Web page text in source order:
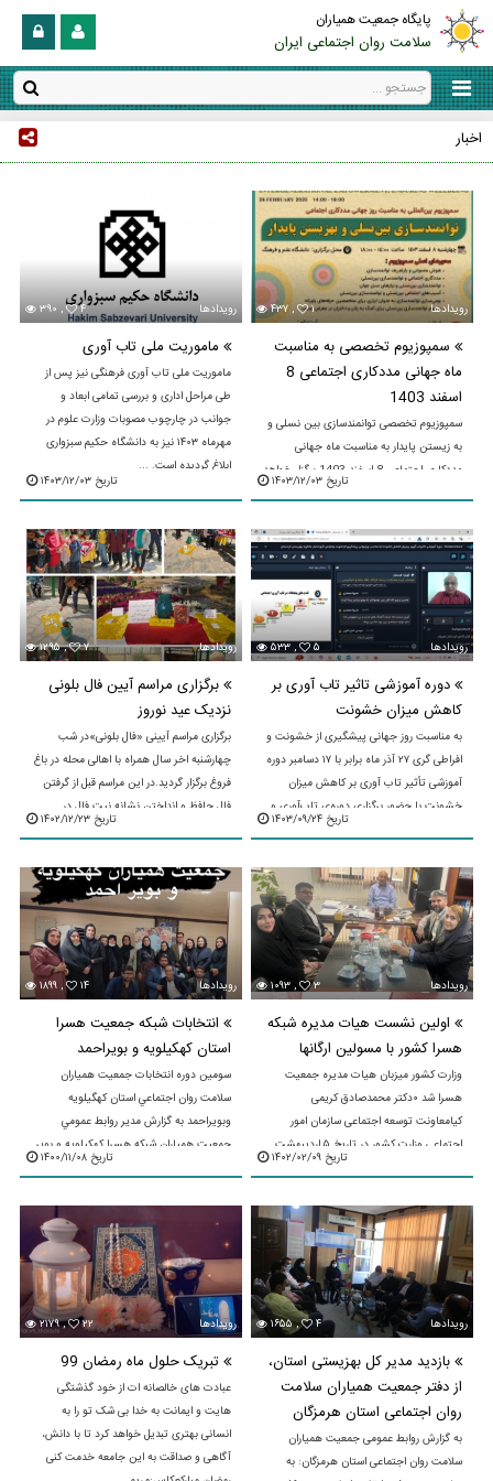
پایگاه جمعیت همیاران
سلامت روان اجتماعی ایران
اخبار
۴۳۷ , ۱ رویدادها
سمپوزیوم تخصصی به مناسبت
ماه جهانی مددکاری اجتماعی 8
اسفند 1403
سمپوزیوم تخصصی توانمندسازی بین نسلی و
به زیستن پایدار به مناسبت ماه جهانی
مددکاری اجتماعی 8 اسفند 1403 برگزار خواهد
شد.سمپوزیوم تخصصی توانمندسازی بین
تاریخ ۱۴۰۳/۱۲/۰۳
۳۹۰ , ۴ رویدادها
ماموریت ملی تاب آوری
ماموریت ملی تاب آوری فرهنگی نیز پس از
طی مراحل اداری و بررسی تمامی ابعاد و
جوانب در چارچوب مصوبات وزارت علوم در
مهرماه ۱۴۰۳ نیز به دانشگاه حکیم سبزواری
ابلاغ گردیده است. ...
تاریخ ۱۴۰۳/۱۲/۰۳
۵۳۳ , ۵ رویدادها
دوره آموزشی تاثیر تاب آوری بر
کاهش میزان خشونت
به مناسبت روز جهانی پیشگیری از خشونت و
افراطی گری ۲۷ آذر ماه برابر با ۱۷ دسامبر دوره
آموزشی تأثیر تاب آوری بر کاهش میزان
خشونت با حضور برگزاری دوره‌ی تاب‌آوری و
تاریخ ۱۴۰۳/۰۹/۲۴
۱۲۹۵ , ۷ رویدادها
برگزاری مراسم آیین فال بلونی
نزدیک عید نوروز
برگزاری مراسم آیینی «فال بلونی»در شب
چهارشنبه اخر سال همراه با اهالی محله در باغ
فروغ برگزار گردید.در این مراسم قبل از گرفتن
فال حافظ و انداختن نشانه نیت فال در
تاریخ ۱۴۰۲/۱۲/۲۳
۱۰۹۳ , ۳ رویدادها
اولین نشست هیات مدیره شبکه
هسرا کشور با مسولین ارگانها
وزارت کشور میزبان هیات مدیره جمعیت
هسرا شد ۰دکتر محمدصادق کریمی
کیامعاونت توسعه اجتماعی سازمان امور
اجتماعی وزارت کشور در تاریخ ۵ اردیبهشت
تاریخ ۱۴۰۲/۰۲/۰۹
۱۸۹۹ , ۱۴ رویدادها
انتخابات شبكه جمعيت هسرا
استان كهكيلويه و بويراحمد
سومین دوره انتخابات جمعيت همياران
سلامت روان اجتماعي استان کهگیلویه
وبویراحمد به گزارش مدير روابط عمومي
جمعيت همياران شبكه هسرا كهكيلويه و بوير
تاریخ ۱۴۰۰/۱۱/۰۸
۱۶۵۵ , ۴ رویدادها
بازدید مدیر کل بهزیستی استان،
از دفتر جمعیت همیاران سلامت
روان اجتماعی استان هرمزگان
به گزارش روابط عمومی جمعیت همیاران
سلامت روان اجتماعی استان هرمزگان: به
۲۱۷۹ , ۲۲ رویدادها
تبریک حلول ماه رمضان 99
عبادت های خالصانه ات از خود گذشتگی
هایت و ایمانت به خدا بی شک تو را به
انسانی بهتری تبدیل خواهد کرد تا با دانش،
آگاهی و صداقت به این جامعه خدمت کنی